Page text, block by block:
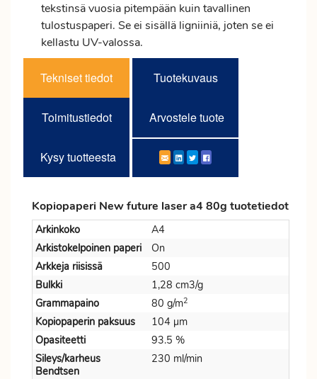
tekstinsä vuosia pitempään kuin tavallinen
tulostuspaperi. Se ei sisällä ligniiniä, joten se ei
kellastu UV-valossa.
Tekniset tiedot Tuotekuvaus
Toimitustiedot Arvostele tuote
Kysy tuotteesta
Kopiopaperi New future laser a4 80g tuotetiedot
Arkinkoko
A4
Arkistokelpoinen paperi
On
Arkkeja riisissä
500
Bulkki
1,28 cm3/g
Grammapaino
80 g/m2
Kopiopaperin paksuus
104 µm
Opasiteetti
93.5 %
Sileys/karheus
Bendtsen
230 ml/min